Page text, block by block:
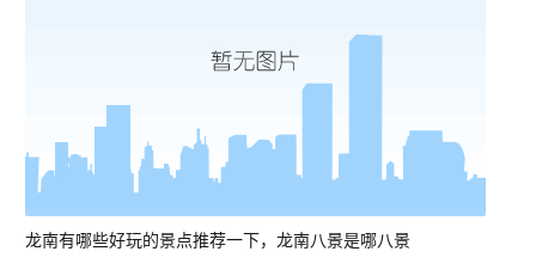
龙南有哪些好玩的景点推荐一下，龙南八景是哪八景